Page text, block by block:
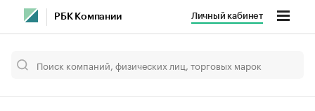
РБК Компании Личный кабинет